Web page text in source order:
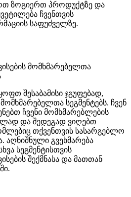
ზოგიერთ პროდუქტზე და
ჩვენთვის
საფუძველზე.
მომხმარებელთა
შესაბამისი ჯგუფებად,
სეგმენტებს. ჩვენ
ჩვენი მომხმარებლების
და შედეგად ვიღებთ
თქვენთვის სასარგებლო
აღნიშნული გვეხმარება
სეგმენტისთვის
შექმნასა და მათთან